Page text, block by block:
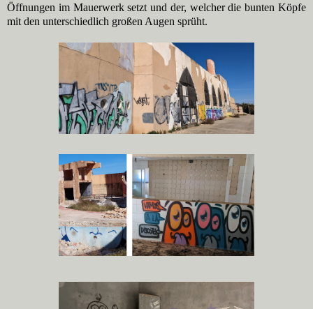
Öffnungen im Mauerwerk setzt und der, welcher die bunten Köpfe
mit den unterschiedlich großen Augen sprüht.